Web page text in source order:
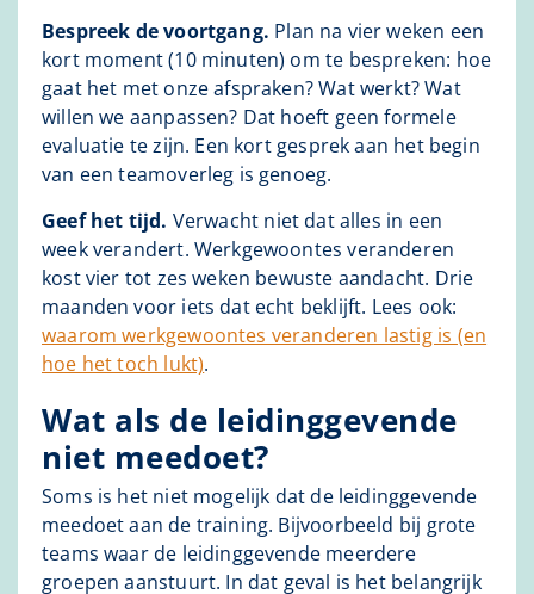
Bespreek de voortgang. Plan na vier weken een
kort moment (10 minuten) om te bespreken: hoe
gaat het met onze afspraken? Wat werkt? Wat
willen we aanpassen? Dat hoeft geen formele
evaluatie te zijn. Een kort gesprek aan het begin
van een teamoverleg is genoeg.
Geef het tijd. Verwacht niet dat alles in een
week verandert. Werkgewoontes veranderen
kost vier tot zes weken bewuste aandacht. Drie
maanden voor iets dat echt beklijft. Lees ook:
waarom werkgewoontes veranderen lastig is (en
hoe het toch lukt).
Wat als de leidinggevende
niet meedoet?
Soms is het niet mogelijk dat de leidinggevende
meedoet aan de training. Bijvoorbeeld bij grote
teams waar de leidinggevende meerdere
groepen aanstuurt. In dat geval is het belangrijk